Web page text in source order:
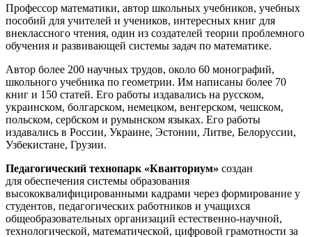
Профессор математики, автор школьных учебников, учебных
пособий для учителей и учеников, интересных книг для
внеклассного чтения, один из создателей теории проблемного
обучения и развивающей системы задач по математике.
Автор более 200 научных трудов, около 60 монографий,
школьного учебника по геометрии. Им написаны более 70
книг и 150 статей. Его работы издавались на русском,
украинском, болгарском, немецком, венгерском, чешском,
польском, сербском и румынском языках. Его работы
издавались в России, Украине, Эстонии, Литве, Белоруссии,
Узбекистане, Грузии.
Педагогический технопарк «Кванториум» создан
для обеспечения системы образования
высококвалифицированными кадрами через формирование у
студентов, педагогических работников и учащихся
общеобразовательных организаций естественно-научной,
технологической, математической, цифровой грамотности за